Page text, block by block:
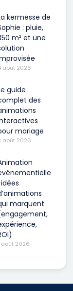
kermesse de
: pluie,
m² et une
août 2026
guide
des
mariage
août 2026
idées
marquent
août 2026